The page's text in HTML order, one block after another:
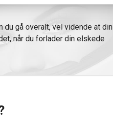
gå overalt, vel vidende at din
når du forlader din elskede